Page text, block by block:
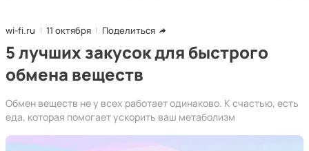
wi-fi.ru 11 октября Поделиться
5 лучших закусок для быстрого
обмена веществ
Обмен веществ не у всех работает одинаково. К счастью, есть
еда, которая помогает ускорить ваш метаболизм